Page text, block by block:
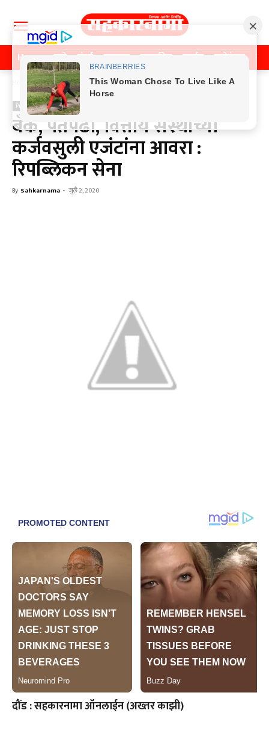
Home पुणे मुंबई महाराष्ट्र राजकीय क्राईम मनोरंजन
Home Previos News
Previos News
बँक, पतपेढी, वित्तीय संस्थांच्या
कर्जवसुली एजंटांना आवरा :
रिपब्लिकन सेना
By Sahkarnama - जुलै 2, 2020
दौंड : सहकारनामा ऑनलाईन (अख्तर काझी)